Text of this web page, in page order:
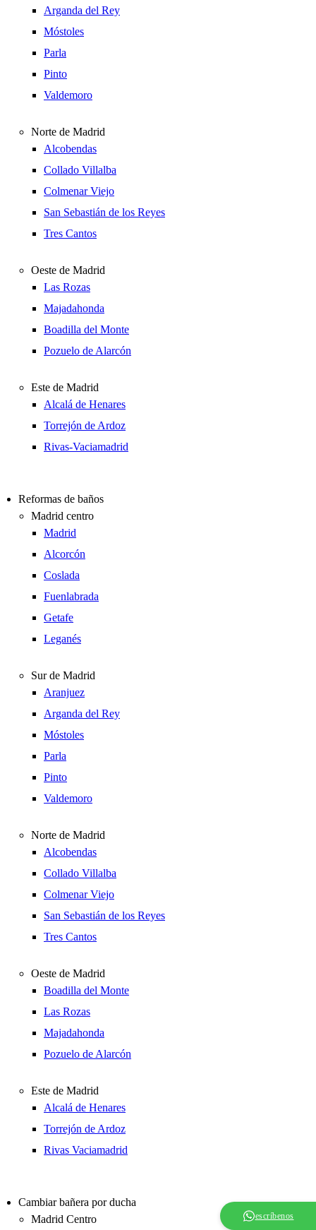
Arganda del Rey
Móstoles
Parla
Pinto
Valdemoro
Norte de Madrid
Alcobendas
Collado Villalba
Colmenar Viejo
San Sebastián de los Reyes
Tres Cantos
Oeste de Madrid
Las Rozas
Majadahonda
Boadilla del Monte
Pozuelo de Alarcón
Este de Madrid
Alcalá de Henares
Torrejón de Ardoz
Rivas-Vaciamadrid
Reformas de baños
Madrid centro
Madrid
Alcorcón
Coslada
Fuenlabrada
Getafe
Leganés
Sur de Madrid
Aranjuez
Arganda del Rey
Móstoles
Parla
Pinto
Valdemoro
Norte de Madrid
Alcobendas
Collado Villalba
Colmenar Viejo
San Sebastián de los Reyes
Tres Cantos
Oeste de Madrid
Boadilla del Monte
Las Rozas
Majadahonda
Pozuelo de Alarcón
Este de Madrid
Alcalá de Henares
Torrejón de Ardoz
Rivas Vaciamadrid
Cambiar bañera por ducha
Madrid Centro
escríbenos